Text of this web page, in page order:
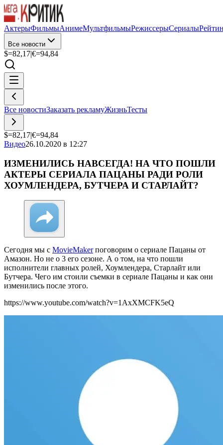
АктерыФильмыАнимеМультфильмыРежиссерыСериалы
Все новости
$=82,17|€=94,84
Все новостиЗаказать рекламуЖизньТесты
$=82,17|€=94,84
Видео26.10.2020 в 12:27
ИЗМЕНИЛИСЬ НАВСЕГДА! НА ЧТО ПОШЛИ
АКТЕРЫ СЕРИАЛА ПАЦАНЫ РАДИ РОЛИ
ХОУМЛЕНДЕРА, БУТЧЕРА И СТАРЛАЙТ?
Сегодня мы c MovieMakerпоговорим о сериале Пацаны от
Амазон. Но не о 3 его сезоне. А о том, на что пошли
исполнители главных ролей, Хоумлендера, Старлайт или
Бутчера. Чего им стоили съемки в сериале Пацаны и как они
изменились после этого.
https://www.youtube.com/watch?v=1AxXMCFK5eQ